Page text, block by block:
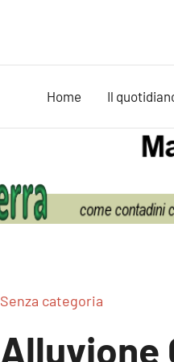
Home Il
Senza categoria
Alluvione